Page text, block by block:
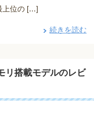
上位の […]
続きを読む
リ搭載モデルのレビ